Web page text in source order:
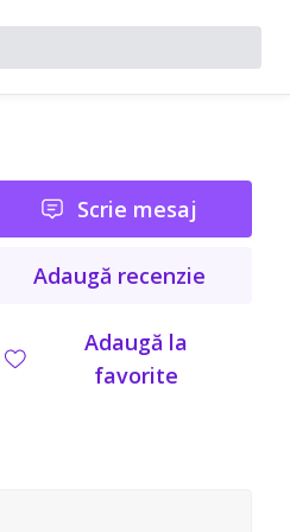
Scrie mesaj
Adaugă recenzie
Adaugă la
favorite